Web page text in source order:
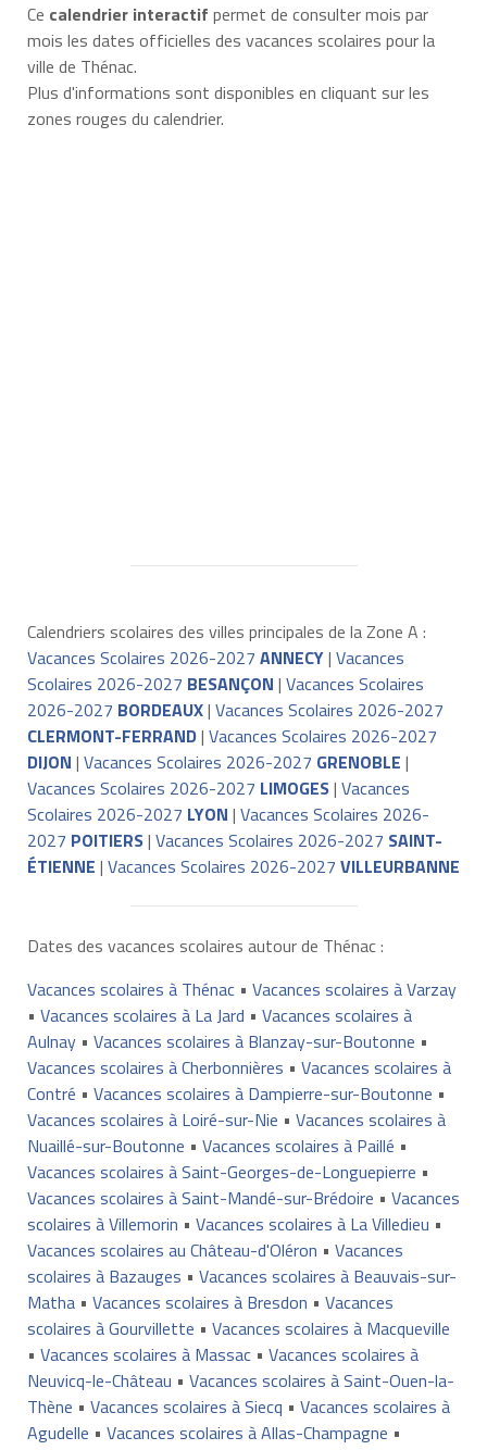
Ce calendrier interactif permet de consulter mois par
mois les dates officielles des vacances scolaires pour la
ville de Thénac.
Plus d'informations sont disponibles en cliquant sur les
zones rouges du calendrier.
Calendriers scolaires des villes principales de la Zone A :
Vacances Scolaires 2026-2027 ANNECY| Vacances
Scolaires 2026-2027 BESANÇON | Vacances Scolaires
2026-2027 BORDEAUX| Vacances Scolaires 2026-2027
CLERMONT-FERRAND| Vacances Scolaires 2026-2027
DIJON | Vacances Scolaires 2026-2027 GRENOBLE |
Vacances Scolaires 2026-2027 LIMOGES| Vacances
Scolaires 2026-2027 LYON | Vacances Scolaires 2026-
2027 POITIERS| Vacances Scolaires 2026-2027 SAINT-
ÉTIENNE | Vacances Scolaires 2026-2027 VILLEURBANNE
Dates des vacances scolaires autour de Thénac :
Vacances scolaires à Thénac• Vacances scolaires à Varzay
• Vacances scolaires à La Jard • Vacances scolaires à
Aulnay• Vacances scolaires à Blanzay-sur-Boutonne •
Vacances scolaires à Cherbonnières • Vacances scolaires à
Contré • Vacances scolaires à Dampierre-sur-Boutonne •
Vacances scolaires à Loiré-sur-Nie • Vacances scolaires à
Nuaillé-sur-Boutonne • Vacances scolaires à Paillé •
Vacances scolaires à Saint-Georges-de-Longuepierre •
Vacances scolaires à Saint-Mandé-sur-Brédoire • Vacances
scolaires à Villemorin • Vacances scolaires à La Villedieu •
Vacances scolaires au Château-d'Oléron • Vacances
scolaires à Bazauges • Vacances scolaires à Beauvais-sur-
Matha• Vacances scolaires à Bresdon • Vacances
scolaires à Gourvillette • Vacances scolaires à Macqueville
• Vacances scolaires à Massac• Vacances scolaires à
Neuvicq-le-Château • Vacances scolaires à Saint-Ouen-la-
Thène • Vacances scolaires à Siecq • Vacances scolaires à
Agudelle • Vacances scolaires à Allas-Champagne •